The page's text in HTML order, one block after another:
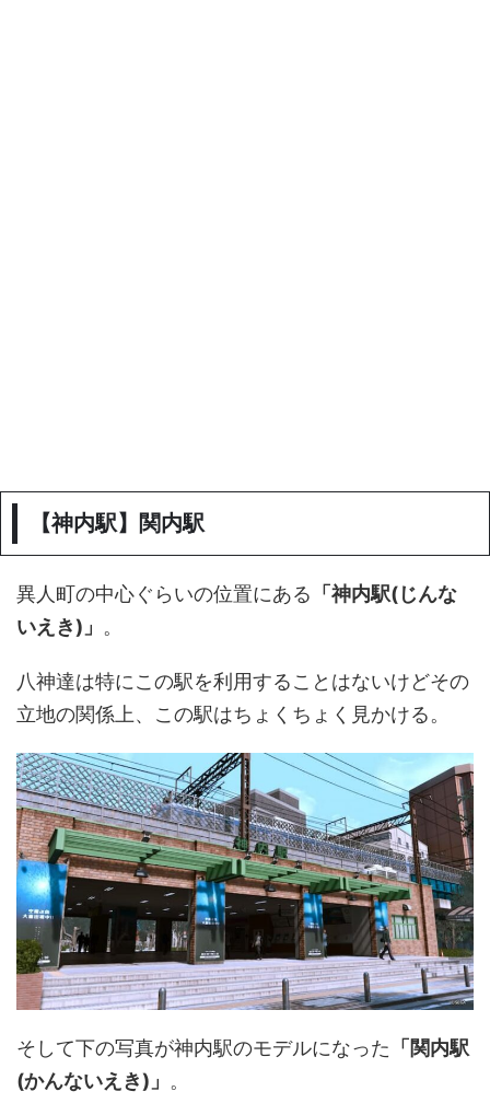
【神内駅】関内駅
異人町の中心ぐらいの位置にある 「神内駅(じんな
いえき)」 。
八神達は特にこの駅を利用することはないけどその
立地の関係上、この駅はちょくちょく見かける。
そして下の写真が神内駅のモデルになった 「関内駅
(かんないえき)」 。